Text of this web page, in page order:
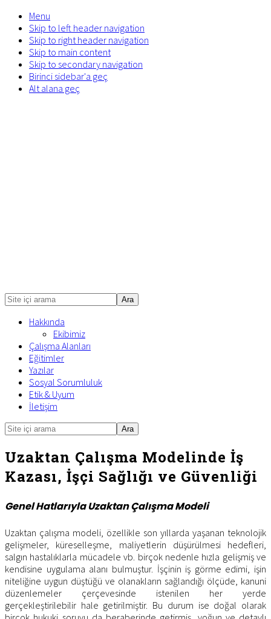
Menu
Skip to left header navigation
Skip to right header navigation
Skip to main content
Skip to secondary navigation
Birinci sidebar'a geç
Alt alana geç
Site
arama Hakkında
Ekibimiz
Çalışma Alanları
Eğitimler
Yazılar
Sosyal Sorumluluk
Etik & Uyum
İletişim
Mobile
Menu
Site
arama
Uzaktan Çalışma Modelinde İş
Kazası, İşçi Sağlığı ve Güvenliği
Genel Hatlarıyla Uzaktan Çalışma Modeli
Uzaktan çalışma modeli, özellikle son yıllarda yaşanan teknolojik
gelişmeler, küreselleşme, maliyetlerin düşürülmesi hedefleri,
salgın hastalıklarla mücadele vb. birçok nedenle hızla gelişmiş ve
kendisine uygulama alanı bulmuştur. İşçinin iş görme edimi, işin
niteliğine uygun düştüğü ve olanakların sağlandığı ölçüde, kanuni
düzenlemeler çerçevesinde istenilen her yerde
gerçekleştirilebilir hale getirilmiştir. Bu durum ise doğal olarak